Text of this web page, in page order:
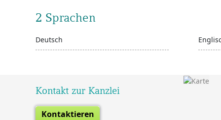
2 Sprachen
Deutsch
Kontakt zur Kanzlei
Kontaktieren